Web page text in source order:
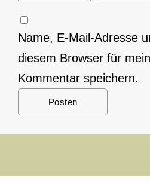
Name, E-Mail-Adresse
diesem Browser für
Kommentar speichern.